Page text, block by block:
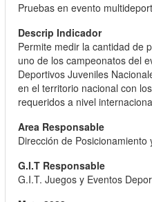
Pruebas en evento
Permite medir la cantidad de
uno de los campeonatos del
Deportivos Juveniles
en el territorio nacional con
requeridos a nivel
Dirección de Posicionamiento
G.I.T. Juegos y Eventos